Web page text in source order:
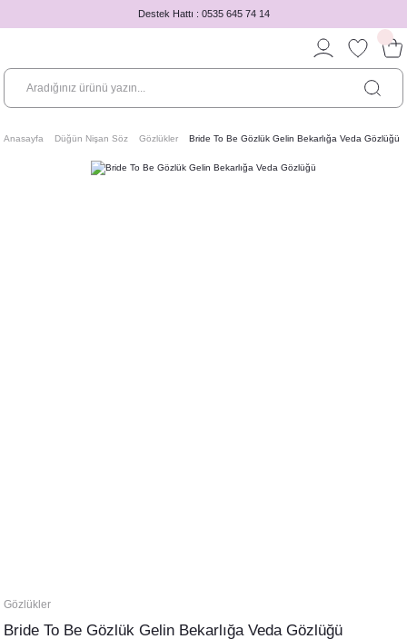
Destek Hattı : 0535 645 74 14
Anasayfa Düğün Nişan Söz Gözlükler Bride To Be Gözlük Gelin Bekarlığa Veda Gözlüğü
Gözlükler
Bride To Be Gözlük Gelin Bekarlığa Veda Gözlüğü